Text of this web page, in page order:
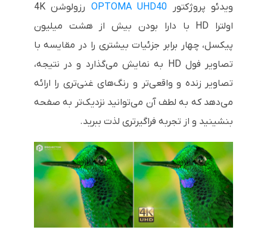
ویدئو پروژکتور OPTOMA UHD40 رزولوشن4K
اولترا HD با دارا بودن بیش از هشت میلیون
پیکسل، چهار برابر جزئیات بیشتری را در مقایسه با
تصاویر فول HD به نمایش می‌گذارد و در نتیجه،
تصاویر زنده و واقعی‌تر و رنگ‌های غنی‌تری را ارائه
می‌دهد که به لطف آن می‌توانید نزدیک‌تر به صفحه
بنشینید و از تجربه فراگیرتری لذت ببرید.